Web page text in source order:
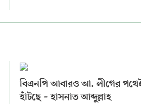
বিএনপি আবারও আ. লীগের
হাঁটছে – হাসনাত আব্দুল্লাহ